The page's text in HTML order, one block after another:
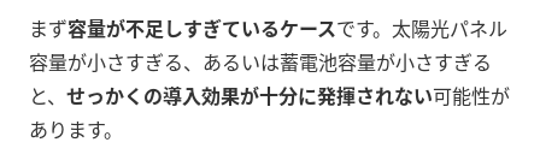
まず容量が不足しすぎているケースです。太陽光パネル
容量が小さすぎる、あるいは蓄電池容量が小さすぎる
と、 せっかくの導入効果が十分に発揮されない可能性が
あります。